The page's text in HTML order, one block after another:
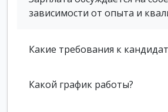
зависимости от опыта и
Какие требования к
Какой график работы?